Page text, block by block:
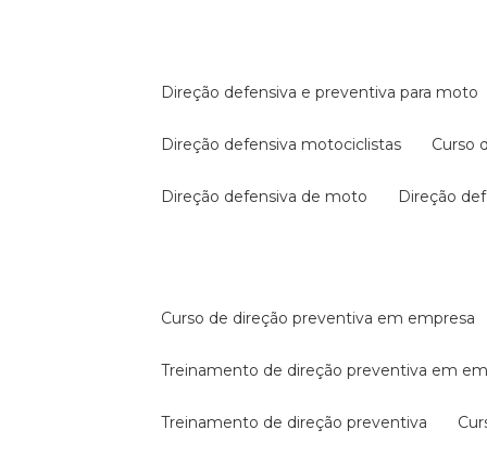
direção defensiva e preventiva para moto
direção defensiva motociclistas curso
direção defensiva de moto direção
curso de direção preventiva em empresa
treinamento de direção preventiva em
treinamento de direção preventiva